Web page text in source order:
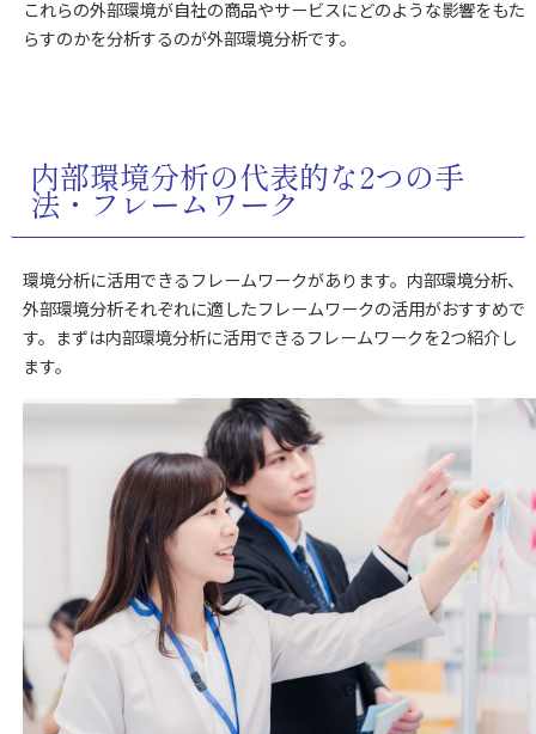
これらの外部環境が自社の商品やサービスにどのような影響をもた
らすのかを分析するのが外部環境分析です。
内部環境分析の代表的な2つの手
法・フレームワーク
環境分析に活用できるフレームワークがあります。内部環境分析、
外部環境分析それぞれに適したフレームワークの活用がおすすめで
す。まずは内部環境分析に活用できるフレームワークを2つ紹介し
ます。